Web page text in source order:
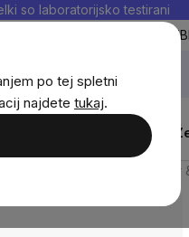
po tej spletni
najdete tukaj.
so laboratorijsko testirani
Moji priljubljeni
prehrana Moški
BrainMax Pure® Sencha